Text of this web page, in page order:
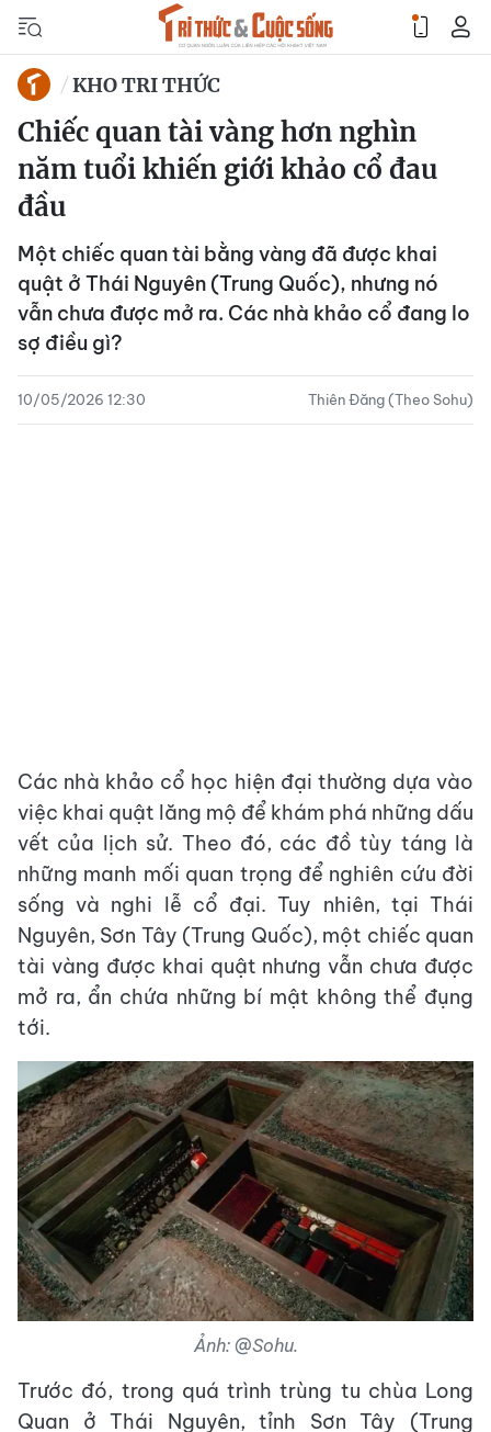
KHO TRI THỨC
Chiếc quan tài vàng hơn nghìn
năm tuổi khiến giới khảo cổ đau
đầu
Một chiếc quan tài bằng vàng đã được khai
quật ở Thái Nguyên (Trung Quốc), nhưng nó
vẫn chưa được mở ra. Các nhà khảo cổ đang lo
sợ điều gì?
10/05/2026 12:30 Thiên Đăng (Theo Sohu)
Các nhà khảo cổ học hiện đại thường dựa vào
việc khai quật lăng mộ để khám phá những dấu
vết của lịch sử. Theo đó, các đồ tùy táng là
những manh mối quan trọng để nghiên cứu đời
sống và nghi lễ cổ đại. Tuy nhiên, tại Thái
Nguyên, Sơn Tây (Trung Quốc), một chiếc quan
tài vàng được khai quật nhưng vẫn chưa được
mở ra, ẩn chứa những bí mật không thể đụng
tới.
Ảnh: @Sohu.
Trước đó, trong quá trình trùng tu chùa Long
Quan ở Thái Nguyên, tỉnh Sơn Tây (Trung